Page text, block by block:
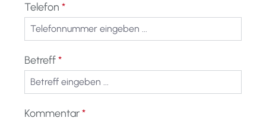
Telefon *
Betreff*
Kommentar*